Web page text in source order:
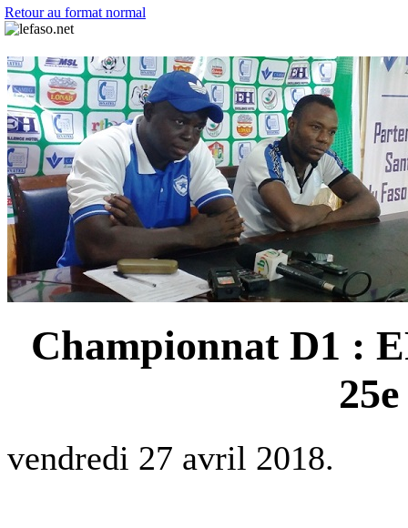
Retour au format normal
Championnat D1 :
vendredi 27 avril 2018.